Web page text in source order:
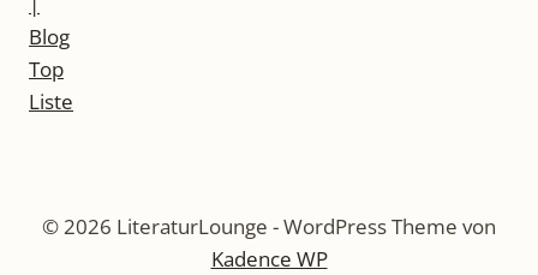
© 2026 LiteraturLounge - WordPress Theme von
Kadence WP